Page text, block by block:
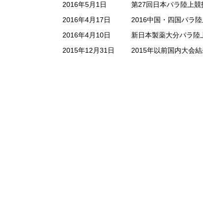
2016年5月1日 第27回日本パラ陸上
2016年4月17日 2016中国・四国パラ
2016年4月10日 新日本製薬大分パラ陸
2015年12月31日 2015年以前国内大会